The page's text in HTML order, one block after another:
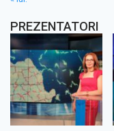
PREZENTATORI